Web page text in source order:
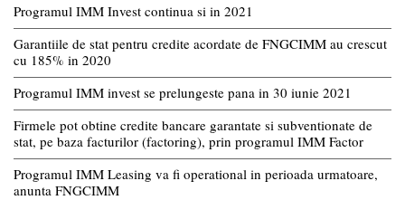
Programul IMM Invest continua si in 2021
Garantiile de stat pentru credite acordate de FNGCIMM au crescut
cu 185% in 2020
Programul IMM invest se prelungeste pana in 30 iunie 2021
Firmele pot obtine credite bancare garantate si subventionate de
stat, pe baza facturilor (factoring), prin programul IMM Factor
Programul IMM Leasing va fi operational in perioada urmatoare,
anunta FNGCIMM